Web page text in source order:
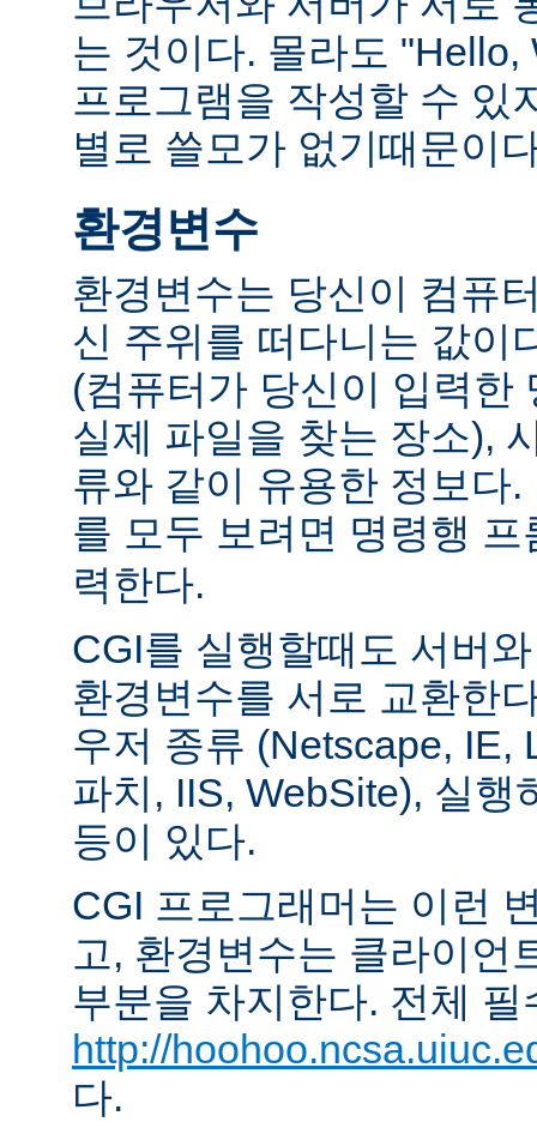
는 것이다. 몰라도
프로그램을 작성할 수 있
별로 쓸모가 없기때문이
환경변수
환경변수는 당신이 컴퓨
신 주위를 떠다니는 값이
(컴퓨터가 당신이 입력한
실제 파일을 찾는 장소),
류와 같이 유용한 정보다
를 모두 보려면 명령행
력한다.
CGI를 실행할때도 서버
환경변수를 서로 교환한
우저 종류 (Netscape, IE,
파치, IIS, WebSite), 실행
등이 있다.
CGI 프로그래머는 이런
고, 환경변수는 클라이언
부분을 차지한다. 전체
http://
다.